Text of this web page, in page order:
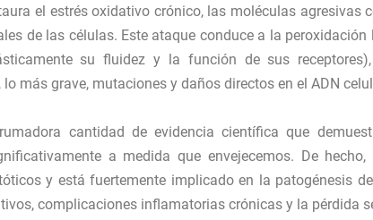
el estrés oxidativo crónico, las moléculas
de las células. Este ataque conduce a la
su fluidez y la función de sus
lo más grave, mutaciones y daños directos en el ADN
cantidad de evidencia científica que
a medida que envejecemos. De
y está fuertemente implicado en la patogénesis
complicaciones inflamatorias crónicas y la pérdida